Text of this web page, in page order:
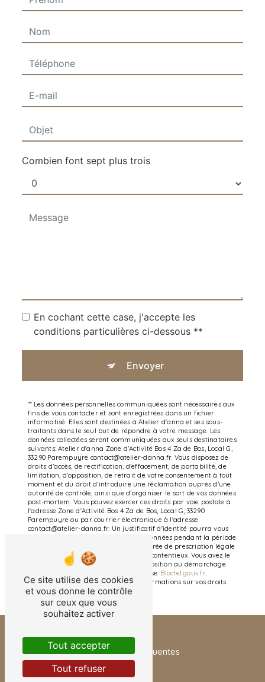
Combien font sept plus trois
En cochant cette case, j'accepte les
conditions particulières ci-dessous **
Envoyer
** Les données personnelles communiquées sont nécessaires aux
fins de vous contacter et sont enregistrées dans un fichier
informatisé. Elles sont destinées à Atelier d'anna et ses sous-
traitants dans le seul but de répondre à votre message. Les
données collectées seront communiquées aux seuls destinataires
suivants: Atelier d'anna Zone d'Activité Bos 4 Za de Bos, Local G,
33290 Parempuyre contact@atelier-danna.fr. Vous disposez de
droits d’accès, de rectification, d’effacement, de portabilité, de
limitation, d’opposition, de retrait de votre consentement à tout
moment et du droit d’introduire une réclamation auprès d’une
autorité de contrôle, ainsi que d’organiser le sort de vos données
post-mortem. Vous pouvez exercer ces droits par voie postale à
l'adresse Zone d'Activité Bos 4 Za de Bos, Local G, 33290
Parempuyre ou par courrier électronique à l'adresse
contact@atelier-danna.fr. Un justificatif d'identité pourra vous
être demandé. Nous conservons vos données pendant la période
de prise de contact puis pendant la durée de prescription légale
aux fins probatoires et de gestion des contentieux. Vous avez le
droit de vous inscrire sur la liste d'opposition au démarchage
téléphonique, disponible à cette adresse: Bloctel.gouv.fr.
Consultez le site cnil.fr pour plus d’informations sur vos droits.
Recherches fréquentes
Ce site utilise des cookies
et vous donne le contrôle
sur ceux que vous
souhaitez activer
Tout accepter
Tout refuser